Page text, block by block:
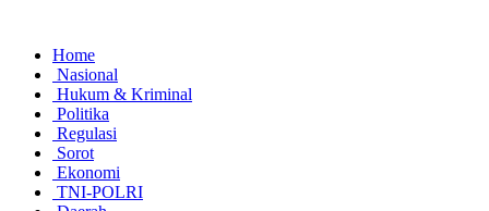
Home
Nasional
Hukum & Kriminal
Politika
Regulasi
Sorot
Ekonomi
TNI-POLRI